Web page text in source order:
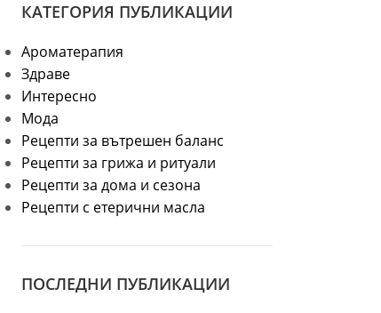
КАТЕГОРИЯ ПУБЛИКАЦИИ
Ароматерапия
Здраве
Интересно
Мода
Рецепти за вътрешен баланс
Рецепти за грижа и ритуали
Рецепти за дома и сезона
Рецепти с етерични масла
ПОСЛЕДНИ ПУБЛИКАЦИИ